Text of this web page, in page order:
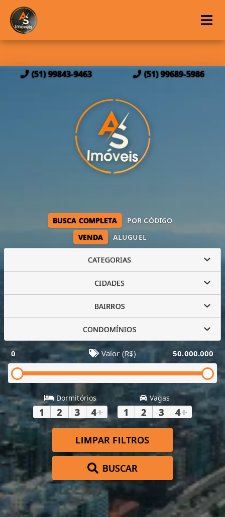
(51) 99843-9463 (51) 99689-5986
VENDA ALUGUEL
BUSCA COMPLETA POR CÓDIGO
CATEGORIAS
CIDADES
BAIRROS
CONDOMÍNIOS
0 Valor (R$) 50.000.000
Dormitórios
1 2 3 4+
Vagas
1 2 3 4+
LIMPAR FILTROS
BUSCAR